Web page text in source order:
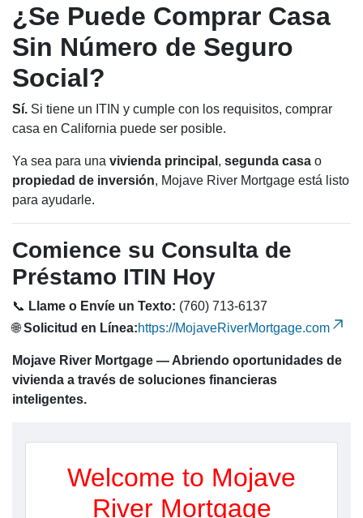
¿Se Puede Comprar Casa
Sin Número de Seguro
Social?
Sí. Si tiene un ITIN y cumple con los requisitos, comprar
casa en California puede ser posible.
Ya sea para una vivienda principal , segunda casa o
propiedad de inversión, Mojave River Mortgage está listo
para ayudarle.
Comience su Consulta de
Préstamo ITIN Hoy
📞 Llame o Envíe un Texto: (760) 713-6137
🌐Solicitud en Línea:https://MojaveRiverMortgage.com
Mojave River Mortgage — Abriendo oportunidades de
vivienda a través de soluciones financieras
inteligentes.
Welcome to Mojave
River Mortgage